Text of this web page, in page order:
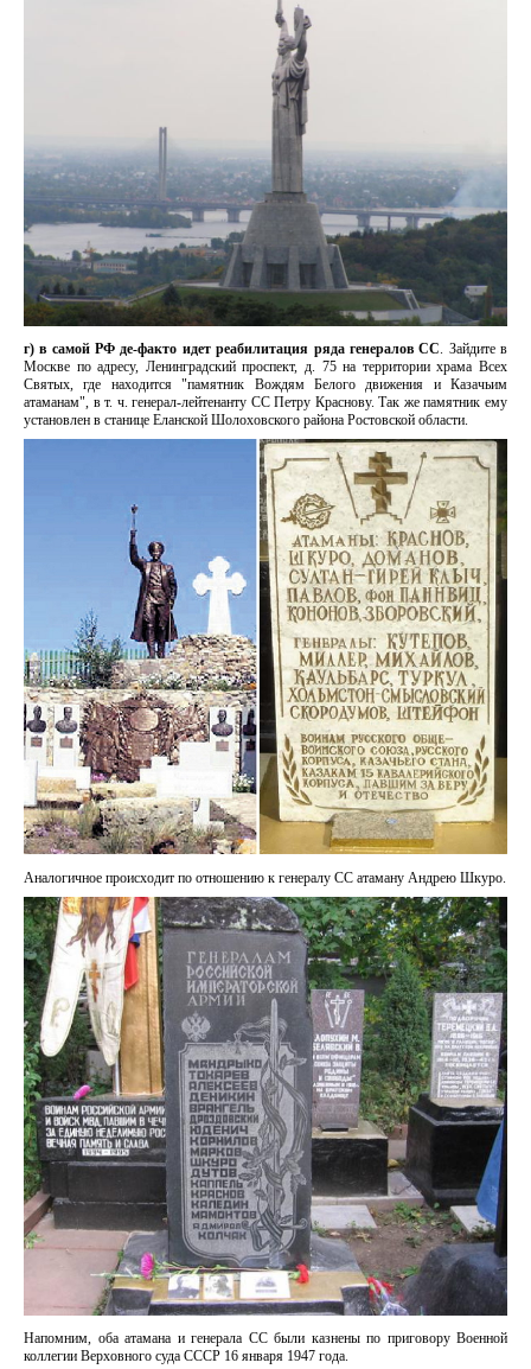
г) в самой РФ де-факто идет реабилитация ряда генералов СС. Зайдите в
Москве по адресу, Ленинградский проспект, д. 75 на территории храма Всех
Святых, где находится "памятник Вождям Белого движения и Казачьим
атаманам", в т. ч. генерал-лейтенанту СС Петру Краснову. Так же памятник ему
установлен в станице Еланской Шолоховского района Ростовской области.
Аналогичное происходит по отношению к генералу СС атаману Андрею Шкуро.
Напомним, оба атамана и генерала СС были казнены по приговору Военной
коллегии Верховного суда СССР 16 января 1947 года.